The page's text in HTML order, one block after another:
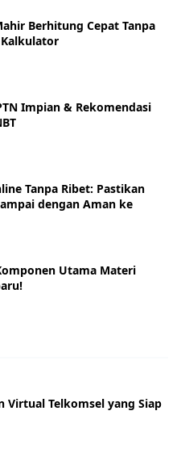
Berhitung Cepat Tanpa
Impian & Rekomendasi
Tanpa Ribet: Pastikan
dengan Aman ke
Utama Materi
Virtual Telkomsel yang Siap